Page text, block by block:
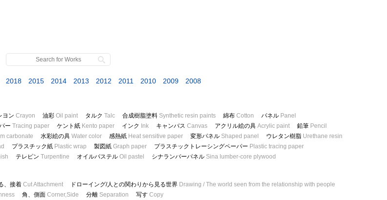
2018 2015 2014 2013 2012 2011 2010 2009 2008
ヨン Crayon 油彩 Oil paint タルク Talc 合成樹脂塗料 Synthetic resin paints 綿布 Cotton パネル Panel
ー Tracing paper ケント紙 Kento paper インク Ink キャンバス Canvas アクリル絵の具 Acrylic paint 鉛筆 Pencil
carbonate 水彩絵の具 Water color 感熱紙 Heat sensitive paper 変形パネル Shaped panel ウレタン樹脂 Urethane resin
プラスチック紙 Plastic wrap 製図紙 Graph paper プラスチックトレーシングペーパー Plastic tracing paper
テレピン Turpentine オイルパステル Oil pastel シナランバーパネル Sina lumber-core plywood
、接着 Cut Attachment ドローイング/人との関わりから見る世界 Drawing / The world seen from the relationship with people
角、側面 Corner,Side 分離 Separation 写す Copy